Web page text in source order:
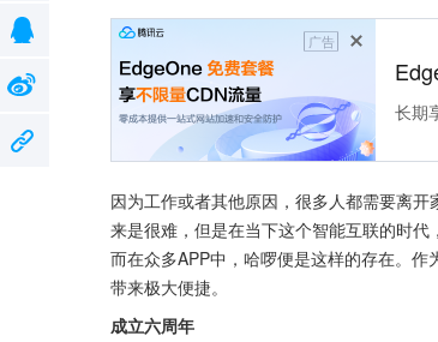
广告
长期
因为工作或者其他原因，很多人都需要离
来是很难，但是在当下这个智能互联的时代
而在众多APP中，哈啰便是这样的存在。
带来极大便捷。
成立六周年